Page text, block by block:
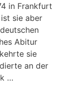
in Frankfurt
sie aber
Abitur
sie
an der
…